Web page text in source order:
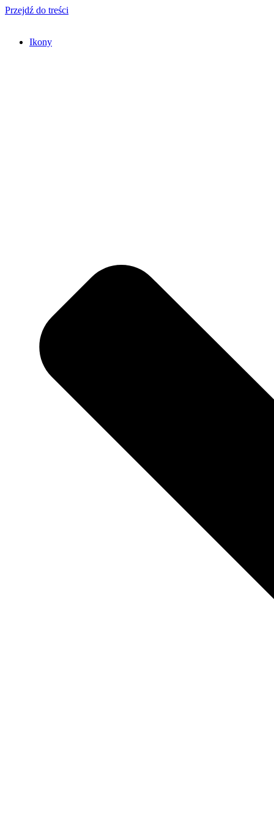
Przejdź do treści
Ikony